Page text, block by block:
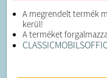
A megrendelt termék
kerül!
A terméket